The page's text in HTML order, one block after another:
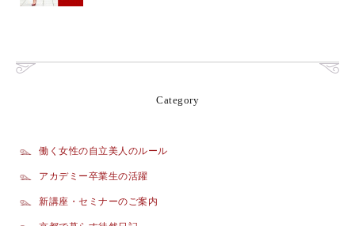
Category
働く女性の自立美人のルール
アカデミー卒業生の活躍
新講座・セミナーのご案内